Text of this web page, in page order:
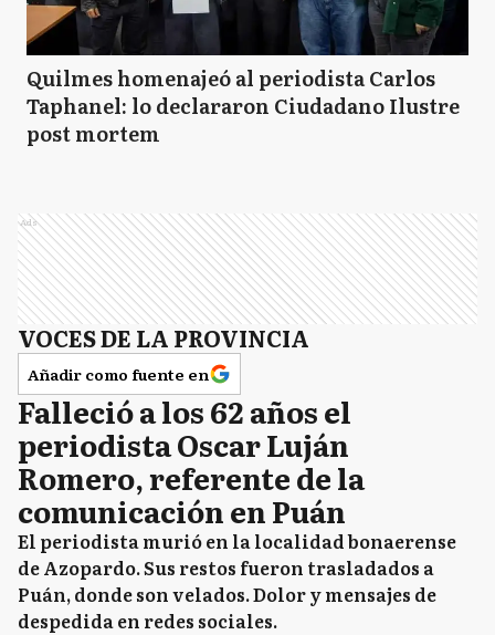
Quilmes homenajeó al periodista Carlos
Taphanel: lo declararon Ciudadano Ilustre
post mortem
Ads
VOCES DE LA PROVINCIA
Añadir como fuente en
Falleció a los 62 años el
periodista Oscar Luján
Romero, referente de la
comunicación en Puán
El periodista murió en la localidad bonaerense
de Azopardo. Sus restos fueron trasladados a
Puán, donde son velados. Dolor y mensajes de
despedida en redes sociales.